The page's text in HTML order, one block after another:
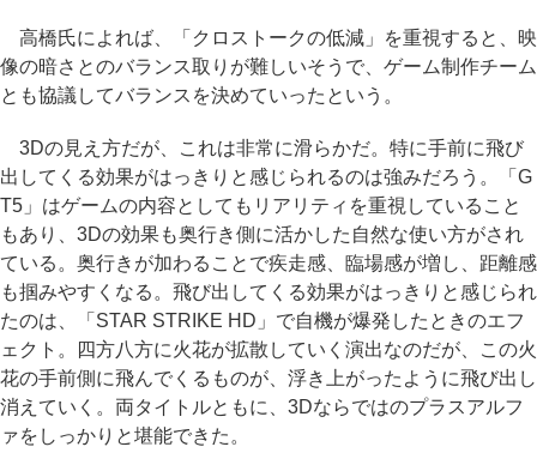
高橋氏によれば、「クロストークの低減」を重視すると、映
像の暗さとのバランス取りが難しいそうで、ゲーム制作チーム
とも協議してバランスを決めていったという。
3Dの見え方だが、これは非常に滑らかだ。特に手前に飛び
出してくる効果がはっきりと感じられるのは強みだろう。「G
T5」はゲームの内容としてもリアリティを重視していること
もあり、3Dの効果も奥行き側に活かした自然な使い方がされ
ている。奥行きが加わることで疾走感、臨場感が増し、距離感
も掴みやすくなる。飛び出してくる効果がはっきりと感じられ
たのは、「STAR STRIKE HD」で自機が爆発したときのエフ
ェクト。四方八方に火花が拡散していく演出なのだが、この火
花の手前側に飛んでくるものが、浮き上がったように飛び出し
消えていく。両タイトルともに、3Dならではのプラスアルフ
ァをしっかりと堪能できた。